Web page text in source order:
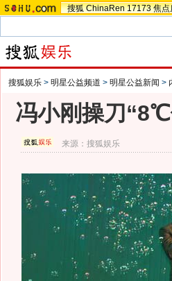
搜狐 ChinaRen 17173 焦点
搜狐娱乐 > 明星公益频道 > 明星公益新闻 >
冯小刚操刀
来源：搜狐娱乐